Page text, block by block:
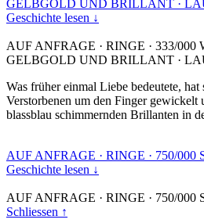
GELBGOLD UND BRILLANT ·
Geschichte lesen ↓
AUF ANFRAGE · RINGE · 333/000
GELBGOLD UND BRILLANT ·
Was früher einmal Liebe bedeutete,
Verstorbenen um den Finger gewickelt
blassblau schimmernden Brillanten in
AUF ANFRAGE · RINGE · 750/000
Geschichte lesen ↓
AUF ANFRAGE · RINGE · 750/000
Schliessen ↑